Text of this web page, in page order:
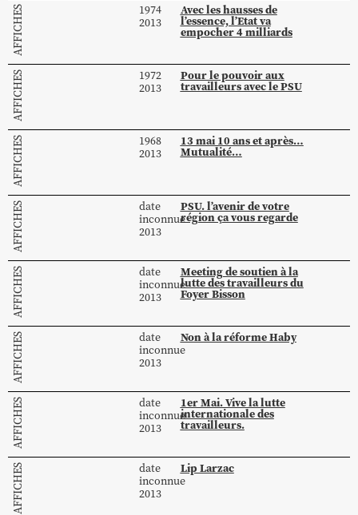
AFFICHES
1974
2013
Avec les hausses de
l’essence, l’Etat va
empocher 4 milliards
AFFICHES
1972
2013
Pour le pouvoir aux
travailleurs avec le PSU
AFFICHES
1968
2013
13 mai 10 ans et après…
Mutualité…
AFFICHES
date
inconnue
2013
PSU. l’avenir de votre
région ça vous regarde
AFFICHES
date
inconnue
2013
Meeting de soutien à la
lutte des travailleurs du
Foyer Bisson
AFFICHES
date
inconnue
2013
Non à la réforme Haby
AFFICHES
date
inconnue
2013
1er Mai. Vive la lutte
internationale des
travailleurs.
AFFICHES
date
inconnue
2013
Lip Larzac